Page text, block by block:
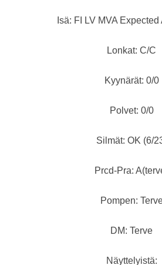
Isä: FI LV MVA
Lonkat: C/C
Kyynärät: 0/0
Polvet: 0/0
Silmät: OK (6/
Prcd-Pra:
Pompen:
DM: Terve
Näyttelyistä: